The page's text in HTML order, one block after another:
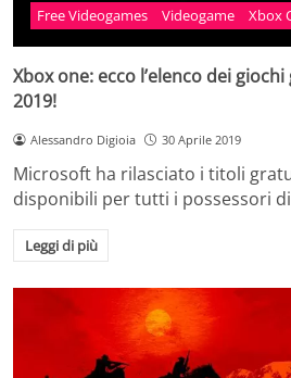
Free Videogames Videogame Xbox
Xbox one: ecco l’elenco dei
2019!
Alessandro Digioia 30 Aprile 2019
Microsoft ha rilasciato i titoli
disponibili per tutti i possessori
Leggi di più